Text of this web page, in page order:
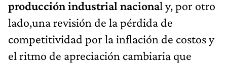
producción industrial nacional y, por otro
lado,una revisión de la pérdida de
competitividad por la inflación de costos y
el ritmo de apreciación cambiaria que